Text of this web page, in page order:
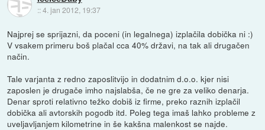
::4. jan 2012, 19:37
Najprej se sprijazni, da poceni (in legalnega) izplačila dobička ni :)
V vsakem primeru boš plačal cca 40% državi, na tak ali drugačen
način.
Tale varjanta z redno zaposlitvijo in dodatnim d.o.o. kjer nisi
zaposlen je drugače imho najslabša, če ne gre za veliko denarja.
Denar sproti relativno težko dobiš iz firme, preko raznih izplačil
dobička ali avtorskih pogodb itd. Poleg tega imaš lahko probleme z
uveljavljanjem kilometrine in še kakšna malenkost se najde.